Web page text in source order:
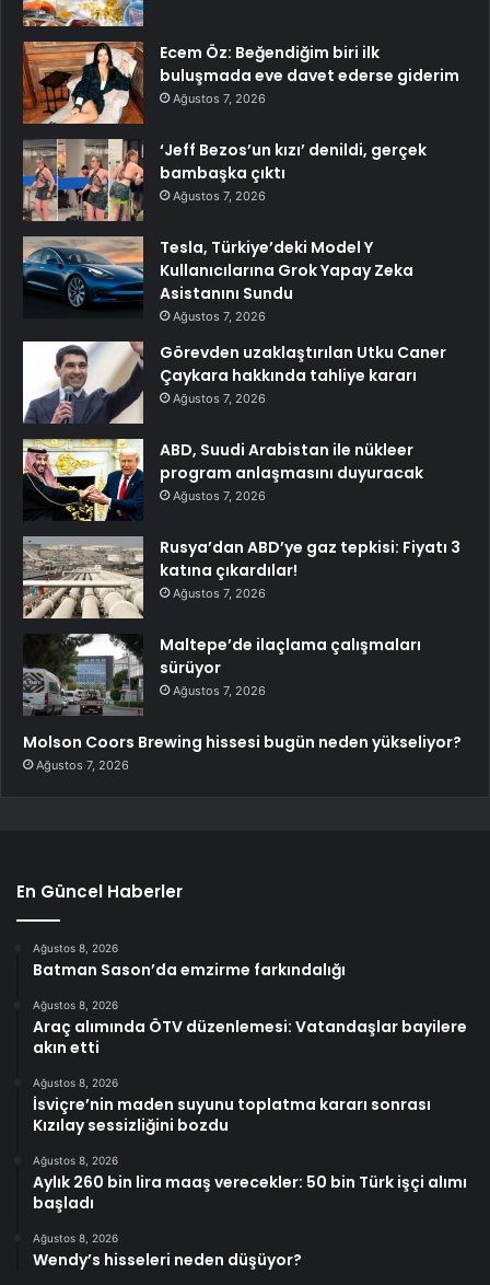
Ecem Öz: Beğendiğim biri ilk
buluşmada eve davet ederse giderim
Ağustos 7, 2026
‘Jeff Bezos’un kızı’ denildi, gerçek
bambaşka çıktı
Ağustos 7, 2026
Tesla, Türkiye’deki Model Y
Kullanıcılarına Grok Yapay Zeka
Asistanını Sundu
Ağustos 7, 2026
Görevden uzaklaştırılan Utku Caner
Çaykara hakkında tahliye kararı
Ağustos 7, 2026
ABD, Suudi Arabistan ile nükleer
program anlaşmasını duyuracak
Ağustos 7, 2026
Rusya’dan ABD’ye gaz tepkisi: Fiyatı 3
katına çıkardılar!
Ağustos 7, 2026
Maltepe’de ilaçlama çalışmaları
sürüyor
Ağustos 7, 2026
Molson Coors Brewing hissesi bugün neden yükseliyor?
Ağustos 7, 2026
En Güncel Haberler
Ağustos 8, 2026
Batman Sason’da emzirme farkındalığı
Ağustos 8, 2026
Araç alımında ÖTV düzenlemesi: Vatandaşlar bayilere
akın etti
Ağustos 8, 2026
İsviçre’nin maden suyunu toplatma kararı sonrası
Kızılay sessizliğini bozdu
Ağustos 8, 2026
Aylık 260 bin lira maaş verecekler: 50 bin Türk işçi alımı
başladı
Ağustos 8, 2026
Wendy’s hisseleri neden düşüyor?